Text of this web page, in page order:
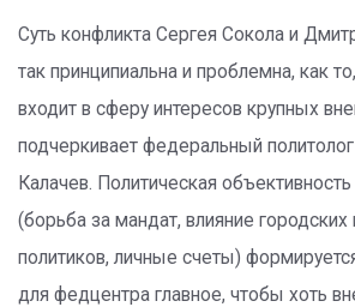
Суть конфликта Сергея Сокола и
так принципиальна и проблемна, как
входит в сферу интересов крупных
подчеркивает федеральный политолог
Калачев. Политическая
(борьба за мандат, влияние городских
политиков, личные счеты)
для федцентра главное, чтобы хоть